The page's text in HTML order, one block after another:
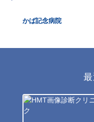
かば記念病院